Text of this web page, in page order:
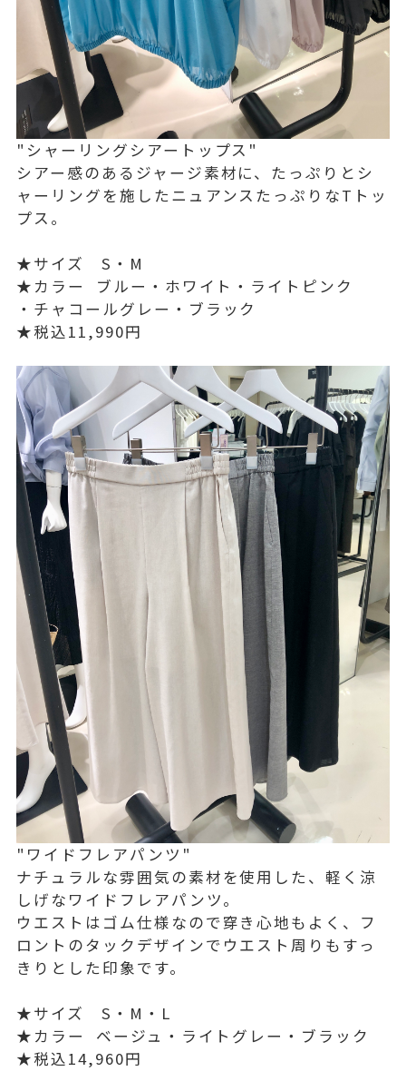
"シャーリングシアートップス"
シアー感のあるジャージ素材に、たっぷりとシ
ャーリングを施したニュアンスたっぷりなTトッ
プス。
★サイズ S・M
★カラー ブルー・ホワイト・ライトピンク
・チャコールグレー・ブラック
★税込11,990円
"ワイドフレアパンツ"
ナチュラルな雰囲気の素材を使用した、軽く涼
しげなワイドフレアパンツ。
ウエストはゴム仕様なので穿き心地もよく、フ
ロントのタックデザインでウエスト周りもすっ
きりとした印象です。
★サイズ S・M・L
★カラー ベージュ・ライトグレー・ブラック
★税込14,960円